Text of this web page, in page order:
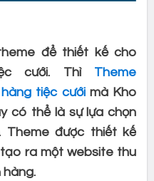
để thiết kế cho
cưới. Thì Theme
tiệc cướimà Kho
có thể là sự lựa chọn
Theme được thiết kế
ra một website thu
hàng.